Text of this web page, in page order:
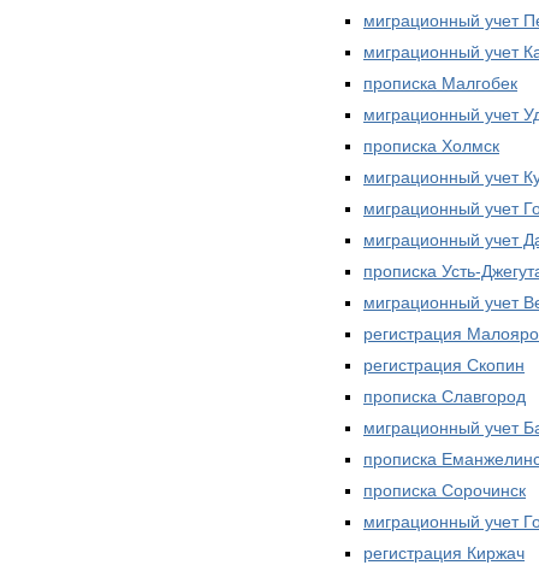
миграционный учет
миграционный учет
прописка Малгобек
миграционный учет
прописка Холмск
миграционный учет
миграционный учет
миграционный учет
прописка Усть-
миграционный учет
регистрация
регистрация Скопин
прописка Славгород
миграционный учет
прописка
прописка Сорочинск
миграционный учет
регистрация Киржач